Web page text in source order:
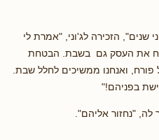
הזכירה לג'וני, "אמרת לי
את העסק גם בשבת. הבטחת
ואנחנו ממשיכים לחלל שבת.
בפניהם!"
"נחזור אליהם".